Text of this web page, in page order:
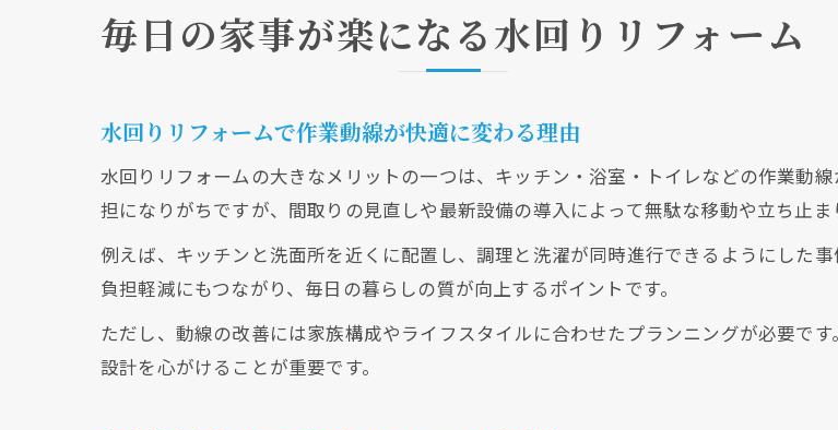
快適な暮らしを叶える最新水回りリフォ
最新設備導入で実現する水回りリ
水回りリフォームの機能性向上ポ
水回りリフォームで得られる安心
デザイン性も高める水回りリフォー
水回りリフォームなら掃除の手間がグ
水回りリフォームで清掃性が大幅
掃除しやすい素材選びが水回りリ
毎日の家事が楽になる水回りリフォーム
水回りリフォームで作業動線が快適に変わる理由
水回りリフォームの大きなメリットの一つは、キッチン・浴室・トイレなどの作業動
担になりがちですが、間取りの見直しや最新設備の導入によって無駄な移動や立ち止ま
例えば、キッチンと洗面所を近くに配置し、調理と洗濯が同時進行できるようにした
負担軽減にもつながり、毎日の暮らしの質が向上するポイントです。
ただし、動線の改善には家族構成やライフスタイルに合わせたプランニングが必要で
設計を心がけることが重要です。